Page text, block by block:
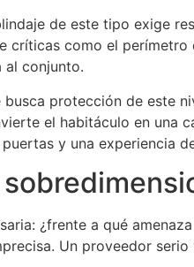
de este tipo exige
críticas como el
al conjunto.
protección de este
el habitáculo en una
y una experiencia
¿frente a qué
Un proveedor